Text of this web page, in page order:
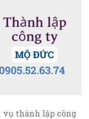
vụ thành lập công